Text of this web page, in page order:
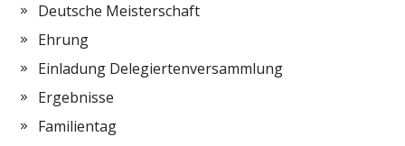
Deutsche Meisterschaft
Ehrung
Einladung Delegiertenversammlung
Ergebnisse
Familientag